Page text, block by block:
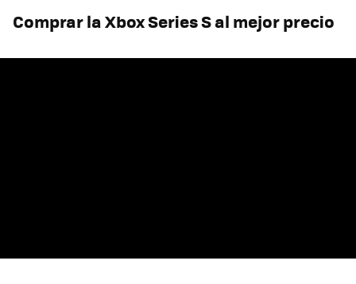
Comprar la Xbox Series S al mejor precio